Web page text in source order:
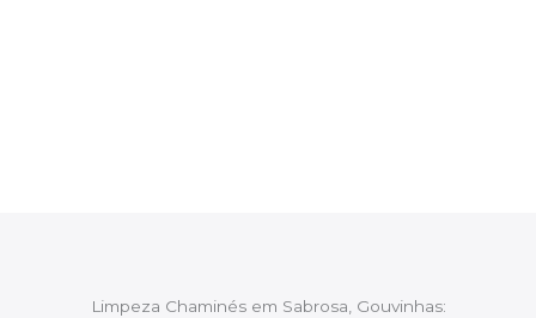
Limpeza Chaminés em Sabrosa, Gouvinhas: